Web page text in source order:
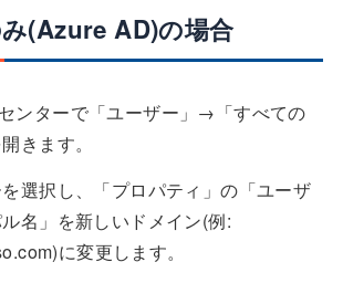
(Azure AD)の場合
ンターで「ユーザー」→「すべての
きます。
選択し、「プロパティ」の「ユーザ
名」を新しいドメイン(例:
に変更します。